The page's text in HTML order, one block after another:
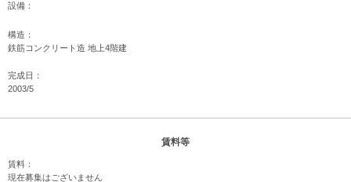
設備：
構造：
鉄筋コンクリート造 地上4階建
完成日：
2003/5
賃料等
賃料：
現在募集はございません